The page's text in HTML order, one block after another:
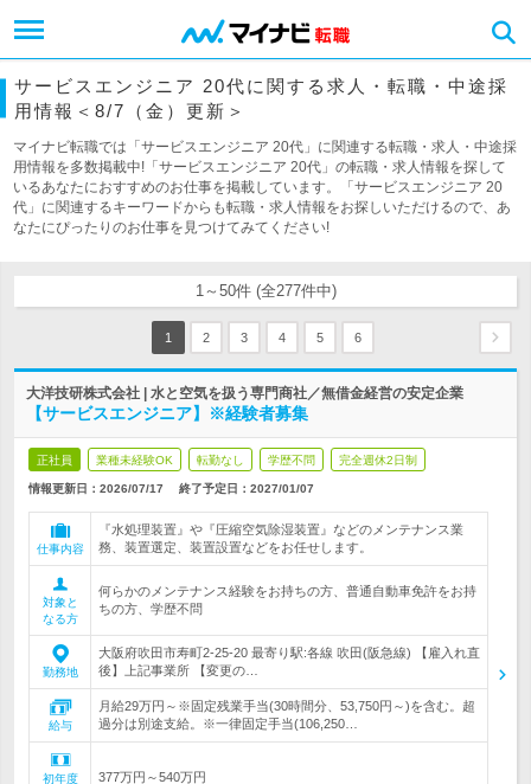
サービスエンジニア 20代に関する求人・転職・中途採
用情報＜8/7（金）更新＞
マイナビ転職では「サービスエンジニア 20代」に関連する転職・求人・中途採
用情報を多数掲載中!「サービスエンジニア 20代」の転職・求人情報を探して
いるあなたにおすすめのお仕事を掲載しています。「サービスエンジニア 20
代」に関連するキーワードからも転職・求人情報をお探しいただけるので、あ
なたにぴったりのお仕事を見つけてみてください!
1～50件 (全277件中)
1 2 3 4 5 6
大洋技研株式会社 | 水と空気を扱う専門商社／無借金経営の安定企業
【サービスエンジニア】※経験者募集
正社員 業種未経験OK 転勤なし 学歴不問 完全週休2日制
情報更新日：2026/07/17 終了予定日： 2027/01/07
仕事内容
『水処理装置』や『圧縮空気除湿装置』などのメンテナンス業
務、装置選定、装置設置などをお任せします。
対象と
なる方
何らかのメンテナンス経験をお持ちの方、普通自動車免許をお持
ちの方、学歴不問
勤務地
大阪府吹田市寿町2-25-20 最寄り駅:各線 吹田(阪急線) 【雇入れ直
後】上記事業所 【変更の…
給与
月給29万円～※固定残業手当(30時間分、53,750円～)を含む。超
過分は別途支給。※一律固定手当(106,250…
初年度
377万円～540万円